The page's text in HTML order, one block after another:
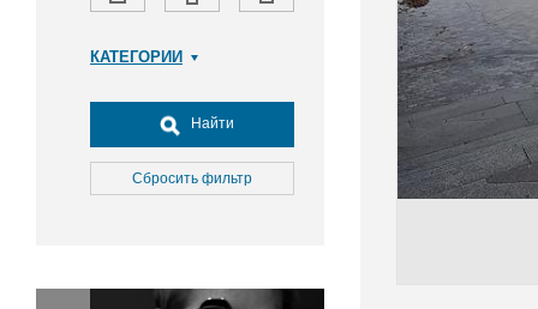
КАТЕГОРИИ
Досуг, туризм и отдых
Культура
Медицина
Окружающая среда
Найти
Сбросить фильтр